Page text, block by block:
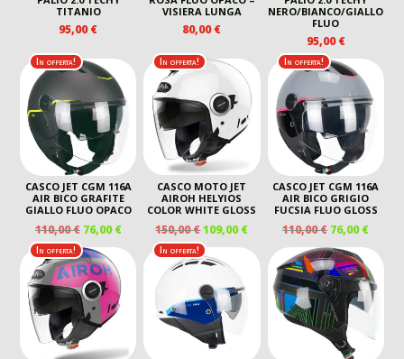
TITANIO
95,00€
VISIERA LUNGA
80,00€
NERO/BIANCO/GIALLO
FLUO
95,00€
In offerta!
CASCO JET CGM 116A
AIR BICO GRAFITE
GIALLO FLUO OPACO
110,00€ IL
PREZZO
ORIGINALE
ERA:
110,00 €.
76,00€IL
PREZZO
ATTUALE
È:
76,00 €.
In offerta!
CASCO MOTO JET
AIROH HELYIOS
COLOR WHITE GLOSS
150,00€IL
PREZZO
ORIGINALE
150,00 €.
109,00€IL
PREZZO
ATTUALE
109,00 €.
In offerta!
CASCO JET CGM 116A
AIR BICO GRIGIO
FUCSIA FLUO GLOSS
110,00€ IL
PREZZO
ORIGINALE
ERA:
110,00 €.
76,00€IL
È:
76,00
In offerta! In offerta!